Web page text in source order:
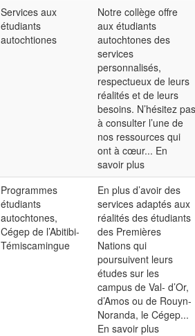
Services aux
étudiants
autochtiones
Notre collège offre
aux étudiants
autochtones des
services
personnalisés,
respectueux de leurs
réalités et de leurs
besoins. N’hésitez pas
à consulter l’une de
nos ressources qui
ont à cœur... En
savoir plus
Programmes
étudiants
autochtones,
Cégep de l’Abitibi-
Témiscamingue
En plus d’avoir des
services adaptés aux
réalités des étudiants
des Premières
Nations qui
poursuivent leurs
études sur les
campus de Val- d’Or,
d’Amos ou de Rouyn-
Noranda, le Cégep...
En savoir plus